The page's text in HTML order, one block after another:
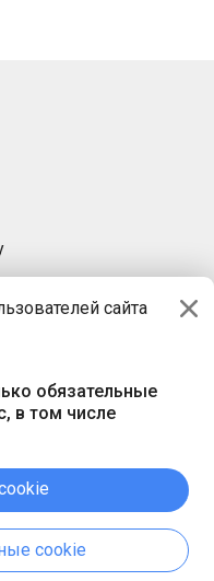
сайта
обязательные
в том числе
cookie
БАЙ»
пр-т Независимости
E-mail ООО «ПРАЦА